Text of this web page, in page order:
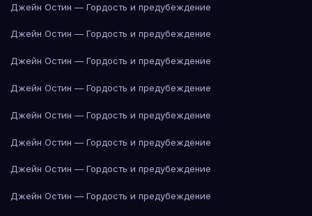
Джейн Остин — Гордость и предубеждение
Джейн Остин — Гордость и предубеждение
Джейн Остин — Гордость и предубеждение
Джейн Остин — Гордость и предубеждение
Джейн Остин — Гордость и предубеждение
Джейн Остин — Гордость и предубеждение
Джейн Остин — Гордость и предубеждение
Джейн Остин — Гордость и предубеждение